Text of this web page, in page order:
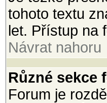
tohoto textu
let. Přístup na
Návrat nahoru
Různé sekce
Forum je